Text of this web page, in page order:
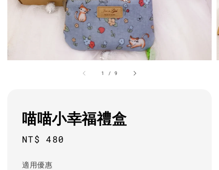
1 /9
喵喵小幸福禮盒
Regular
NT$ 480
適用優惠